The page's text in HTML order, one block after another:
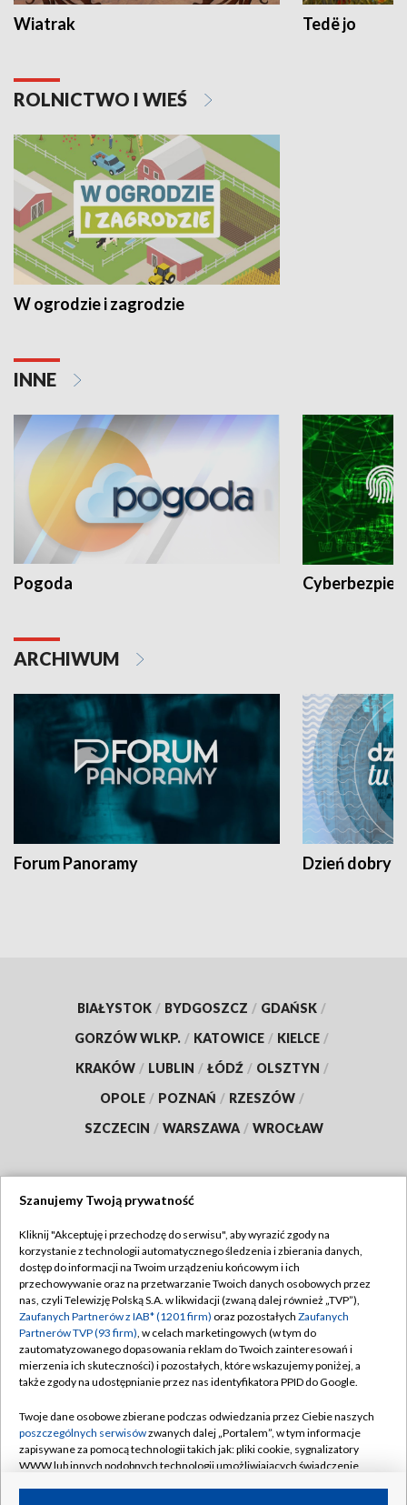
Wiatrak Tedë jo
ROLNICTWO I WIEŚ
W ogrodzie i zagrodzie
INNE
Pogoda
ARCHIWUM
Forum Panoramy Dzień dobry
BIAŁYSTOK / BYDGOSZCZ / GDAŃSK /
GORZÓW WLKP. / KATOWICE / KIELCE /
KRAKÓW / LUBLIN / ŁÓDŹ / OLSZTYN /
OPOLE / POZNAŃ / RZESZÓW /
SZCZECIN / WARSZAWA / WROCŁAW
TVP
Abonament TVP
Emisja w TVP
Centrum informacji TVP
Naziemna Telewizja Cyfrowa
Rada Programowa
System NOS
Informacje o nadawcy
Regulamin TVP
Polityka prywatności
Moje zgody
Pomoc
Kontakt
Kanały
Szanujemy Twoją prywatność
Kliknij "Akceptuję i przechodzę do serwisu", aby wyrazić zgody na
korzystanie z technologii automatycznego śledzenia i zbierania danych,
dostęp do informacji na Twoim urządzeniu końcowym i ich
przechowywanie oraz na przetwarzanie Twoich danych osobowych przez
nas, czyli Telewizję Polską S.A. w likwidacji (zwaną dalej również „TVP”),
Zaufanych Partnerów z IAB* (1201 firm) oraz pozostałych Zaufanych
Partnerów TVP (93 firm), w celach marketingowych (w tym do
zautomatyzowanego dopasowania reklam do Twoich zainteresowań i
mierzenia ich skuteczności) i pozostałych, które wskazujemy poniżej, a
także zgody na udostępnianie przez nas identyfikatora PPID do Google.
Twoje dane osobowe zbierane podczas odwiedzania przez Ciebie naszych
poszczególnych serwisówzwanych dalej „Portalem”, w tym informacje
zapisywane za pomocą technologii takich jak: pliki cookie, sygnalizatory
WWW lub innych podobnych technologii umożliwiających świadczenie